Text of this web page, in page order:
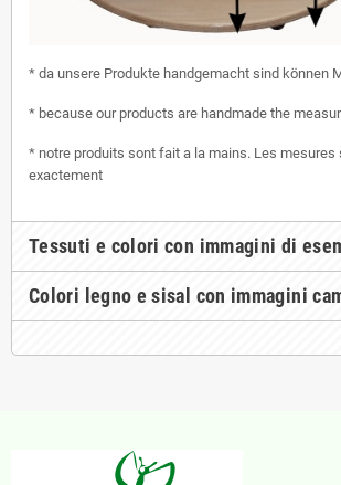
* da unsere Produkte handgemacht sind können
* because our products are handmade the
* notre produits sont fait a la mains. Les mesures
exactement
Tessuti e colori con immagini di
Colori legno e sisal con immagini